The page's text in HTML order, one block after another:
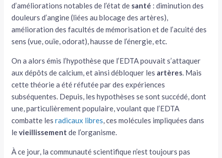
d’améliorations notables de l’état de santé : diminution des
douleurs d’angine (liées au blocage des artères),
amélioration des facultés de mémorisation et de l’acuité des
sens (vue, ouïe, odorat), hausse de l’énergie, etc.
On a alors émis l’hypothèse que l’EDTA pouvait s’attaquer
aux dépôts de calcium, et ainsi débloquer les artères. Mais
cette théorie a été réfutée par des expériences
subséquentes. Depuis, les hypothèses se sont succédé, dont
une, particulièrement populaire, voulant que l’EDTA
combatte lesradicaux libres, ces molécules impliquées dans
levieillissementde l’organisme.
À ce jour, la communauté scientifique n’est toujours pas